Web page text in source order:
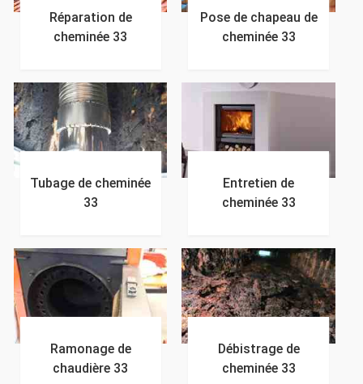
Réparation de
cheminée 33
Pose de chapeau de
cheminée 33
Tubage de cheminée
33
Entretien de
cheminée 33
Ramonage de
chaudière 33
Débistrage de
cheminée 33